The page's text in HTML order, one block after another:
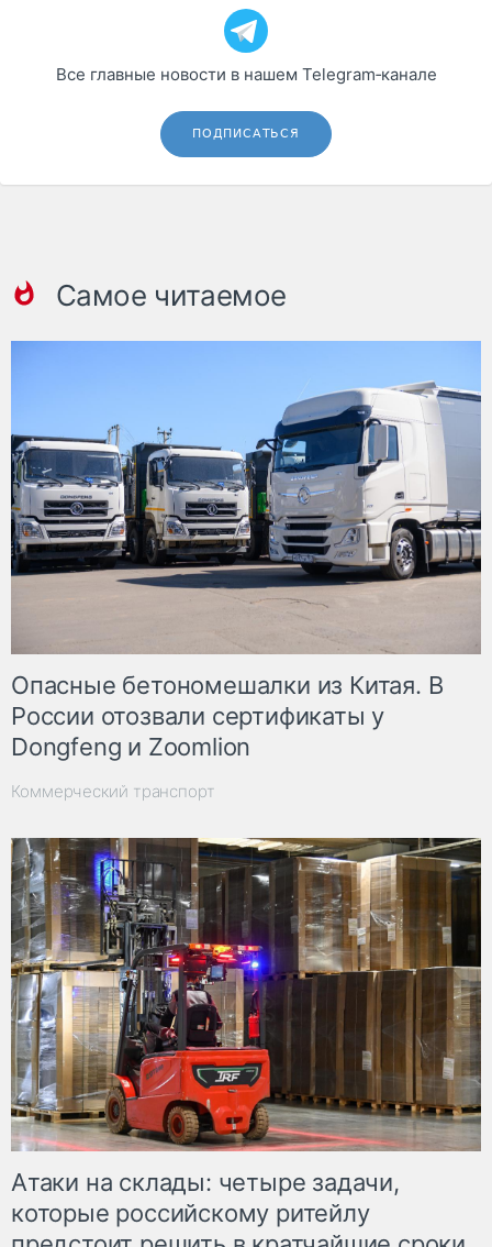
Все главные новости в нашем Telegram‑канале
ПОДПИСАТЬСЯ
Самое читаемое
Опасные бетономешалки из Китая. В
России отозвали сертификаты у
Dongfeng и Zoomlion
Коммерческий транспорт
Атаки на склады: четыре задачи,
которые российскому ритейлу